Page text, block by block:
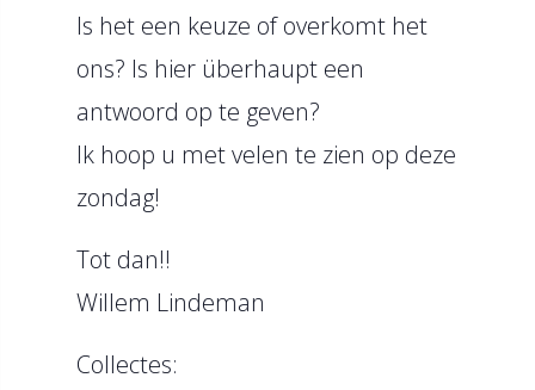
Is het een keuze of overkomt het
ons? Is hier überhaupt een
antwoord op te geven?
Ik hoop u met velen te zien op deze
zondag!
Tot dan!!
Willem Lindeman
Collectes: